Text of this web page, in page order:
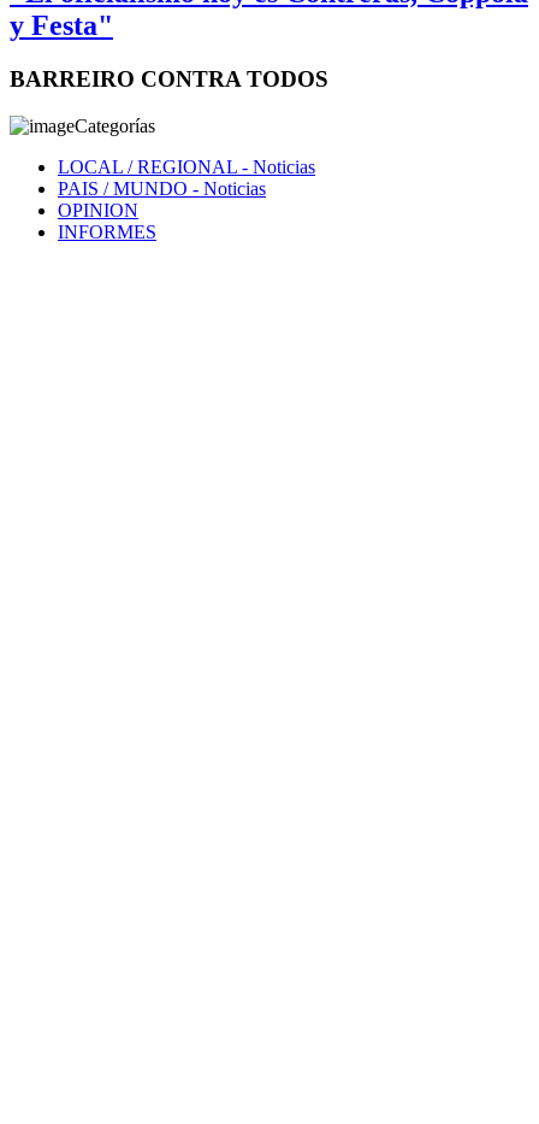
y Festa"
BARREIRO CONTRA TODOS
Categorías
LOCAL / REGIONAL - Noticias
PAIS / MUNDO - Noticias
OPINION
INFORMES